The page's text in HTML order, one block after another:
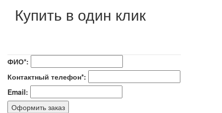
Купить в один клик
ФИО*:
Контактный телефон*:
Email:
Оформить заказ